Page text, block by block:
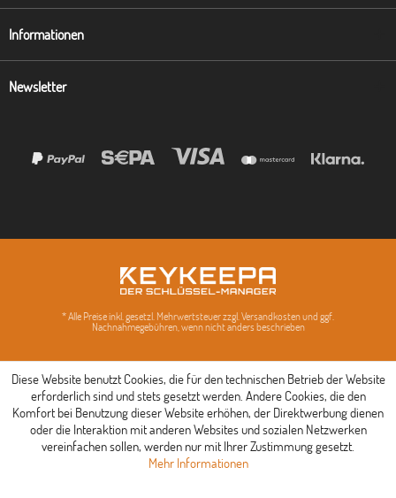
Informationen
Newsletter
* Alle Preise inkl. gesetzl. Mehrwertsteuer zzgl. Versandkosten und ggf.
Nachnahmegebühren, wenn nicht anders beschrieben
Diese Website benutzt Cookies, die für den technischen Betrieb der Website
erforderlich sind und stets gesetzt werden. Andere Cookies, die den
Komfort bei Benutzung dieser Website erhöhen, der Direktwerbung dienen
oder die Interaktion mit anderen Websites und sozialen Netzwerken
vereinfachen sollen, werden nur mit Ihrer Zustimmung gesetzt.
Mehr Informationen